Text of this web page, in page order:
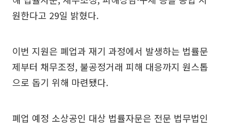
원한다고 29일 밝혔다.
이번 지원은 폐업과 재기 과정에서 발생하는 법률문
제부터 채무조정, 불공정거래 피해 대응까지 원스톱
으로 돕기 위해 마련됐다.
폐업 예정 소상공인 대상 법률자문은 전문 법무법인